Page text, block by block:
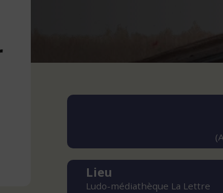
Lieu
Ludo-médiathèque La Lettre